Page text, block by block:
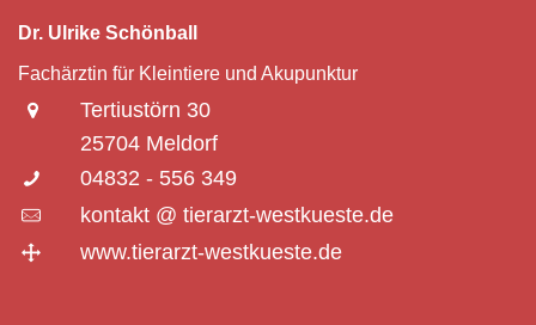
Dr. Ulrike Schönball
Fachärztin für Kleintiere und Akupunktur
Tertiustörn 30
25704 Meldorf
04832 - 556 349
kontakt @ tierarzt-westkueste.de
www.tierarzt-westkueste.de